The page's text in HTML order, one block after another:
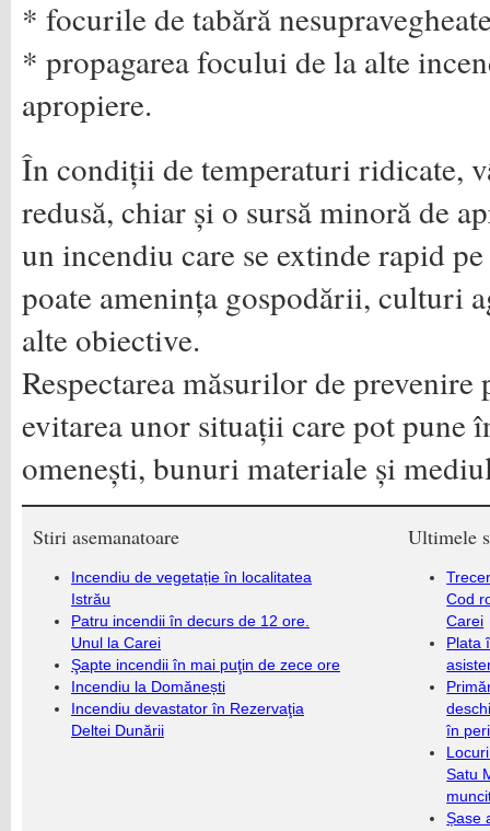
* focurile de tabără
* propagarea focului de la alte
apropiere.
În condiții de temperaturi ridicate,
redusă, chiar și o sursă minoră de
un incendiu care se extinde rapid
poate amenința gospodării, culturi
alte obiective.
Respectarea măsurilor de
evitarea unor situații care pot pune
omenești, bunuri materiale și
Stiri asemanatoare
Incendiu de vegetație în localitatea
Istrău
Patru incendii în decurs de 12 ore.
Unul la Carei
Şapte incendii în mai puţin de zece ore
Incendiu la Domănești
Incendiu devastator în Rezervaţia
Deltei Dunării
Ultimele
Cod
Carei
Plata
în
Satu
Șase